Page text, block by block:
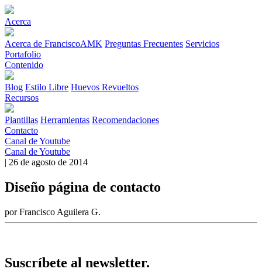
Acerca
Acerca de FranciscoAMK Preguntas Frecuentes Servicios
Portafolio
Contenido
Blog Estilo Libre Huevos Revueltos
Recursos
Plantillas Herramientas Recomendaciones
Contacto
Canal de Youtube
Canal de Youtube
| 26 de agosto de 2014
Diseño página de contacto
por Francisco Aguilera G.
Suscríbete al newsletter.